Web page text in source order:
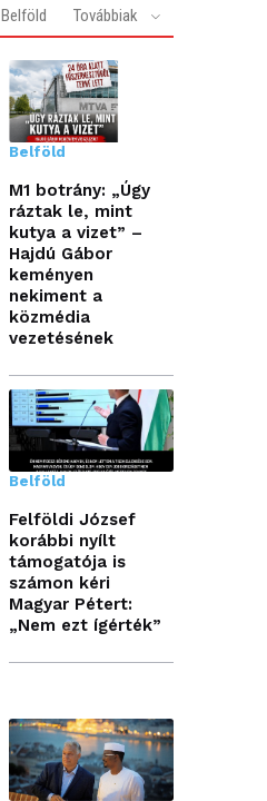
Belföld Továbbiak
Belföld
M1 botrány: „Úgy
ráztak le, mint
kutya a vizet” –
Hajdú Gábor
keményen
nekiment a
közmédia
vezetésének
Belföld
Felföldi József
korábbi nyílt
támogatója is
számon kéri
Magyar Pétert:
„Nem ezt ígérték”